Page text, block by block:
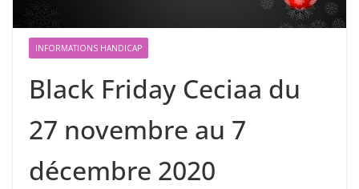
INFORMATIONS HANDICAP
Black Friday Ceciaa du
27 novembre au 7
décembre 2020